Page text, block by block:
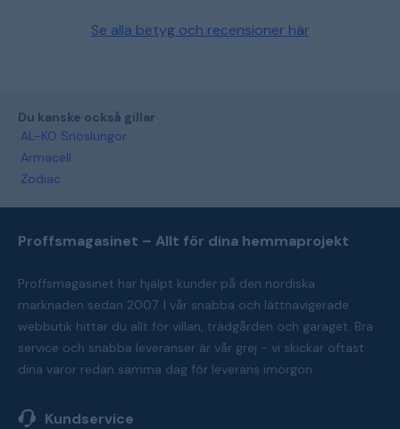
Se alla betyg och recensioner här
Du kanske också gillar
AL-KO Snöslungor
Armacell
Zodiac
Proffsmagasinet – Allt för dina hemmaprojekt
Proffsmagasinet har hjälpt kunder på den nordiska
marknaden sedan 2007. I vår snabba och lättnavigerade
webbutik hittar du allt för villan, trädgården och garaget. Bra
service och snabba leveranser är vår grej - vi skickar oftast
dina varor redan samma dag för leverans imorgon.
Kundservice